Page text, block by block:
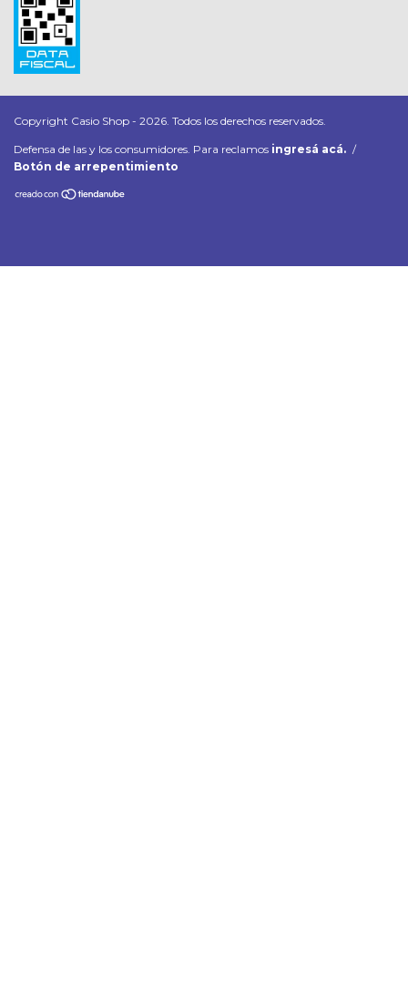
Copyright Casio Shop - 2026. Todos los derechos reservados.
Defensa de las y los consumidores. Para reclamos ingresá acá. /
Botón de arrepentimiento